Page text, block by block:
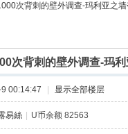
次背刺的壁外调查-玛利亚之
次背刺的壁外调查-玛利
00:14:47 显示全部楼层
易絲 U币余额 82563